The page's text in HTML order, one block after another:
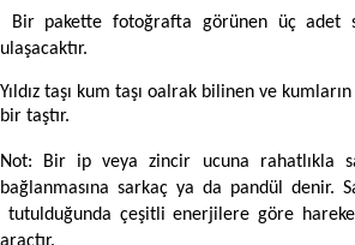
Bir pakette fotoğrafta görünen üç adet
ulaşacaktır.
Yıldız taşı kum taşı oalrak bilinen ve
bir taştır.
Not: Bir ip veya zincir ucuna rahatlıkla
bağlanmasına sarkaç ya da pandül denir.
tutulduğunda çeşitli enerjilere göre